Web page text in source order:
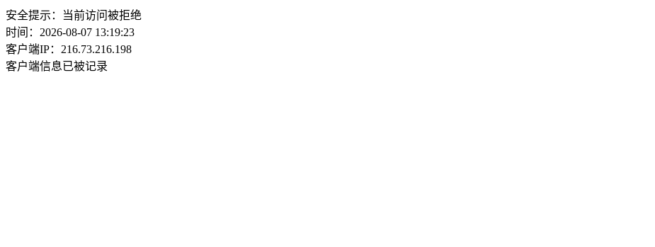
安全提示：当前访问被拒绝
时间：2026-08-07 13:19:23
客户端IP：216.73.216.198
客户端信息已被记录